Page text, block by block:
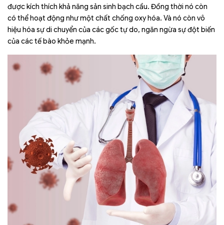
được kích thích khả năng sản sinh bạch cầu. Đồng thời nó còn
có thể hoạt động như một chất chống oxy hóa. Và nó còn vô
hiệu hóa sự di chuyển của các gốc tự do, ngăn ngừa sự đột biến
của các tế bào khỏe mạnh.